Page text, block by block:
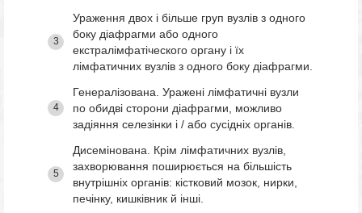
Ураження двох і більше груп вузлів з одного
боку діафрагми або одного
екстралімфатіческого органу і їх
лімфатичних вузлів з одного боку діафрагми.
Генералізована. Уражені лімфатичні вузли
по обидві сторони діафрагми, можливо
задіяння селезінки і / або сусідніх органів.
Дисемінована. Крім лімфатичних вузлів,
захворювання поширюється на більшість
внутрішніх органів: кістковий мозок, нирки,
печінку, кишківник й інші.